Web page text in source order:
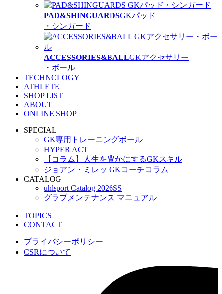
PAD&SHINGUARDSGKパッド
・シンガード
ACCESSORIES&BALLGKアクセサリー
・ボール
TECHNOLOGY
ATHLETE
SHOP LIST
ABOUT
ONLINE SHOP
SPECIAL
GK専用トレーニングボール
HYPER ACT
【コラム】人生を豊かにするGKスキル
ジョアン・ミレッ GKコーチコラム
CATALOG
uhlsport Catalog 2026SS
グラブメンテナンス マニュアル
TOPICS
CONTACT
プライバシーポリシー
CSRについて